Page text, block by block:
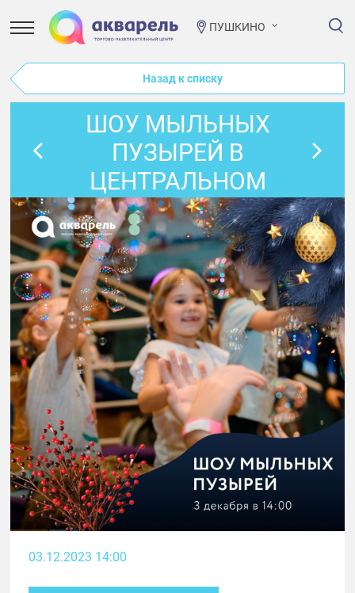
ПУШКИНО
Назад к списку
ШОУ МЫЛЬНЫХ
ПУЗЫРЕЙ В
ЦЕНТРАЛЬНОМ
АТРИУМЕ ТРЦ
«АКВАРЕЛЬ»!
03.12.2023 14:00